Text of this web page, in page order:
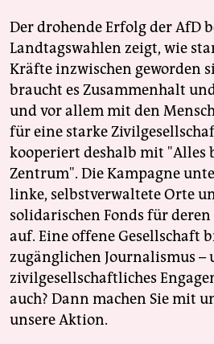
Der drohende Erfolg der AfD
Landtagswahlen zeigt, wie
Kräfte inzwischen geworden
braucht es Zusammenhalt
und vor allem mit den
für eine starke
kooperiert deshalb mit "Alles
Zentrum". Die Kampagne
linke, selbstverwaltete Orte
solidarischen Fonds für
auf. Eine offene Gesellschaft
zugänglichen Journalismus –
zivilgesellschaftliches
auch? Dann machen Sie mit
unsere Aktion.